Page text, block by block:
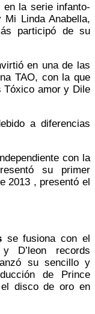
en la serie infanto-
Linda Anabella,
participó de su
en una de las
TAO, con la que
Tóxico amor y Dile
a diferencias
con la
su primer
2013 , presentó el
se fusiona con el
D’leon records
su sencillo y
de Prince
disco de oro en